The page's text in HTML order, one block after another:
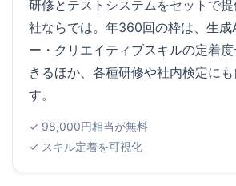
研修とテストシステムをセットで
社ならでは。年360回の枠は、生成
ー・クリエイティブスキルの定着
きるほか、各種研修や社内検定にも
す。
✓ 98,000円相当が無料
✓ スキル定着を可視化